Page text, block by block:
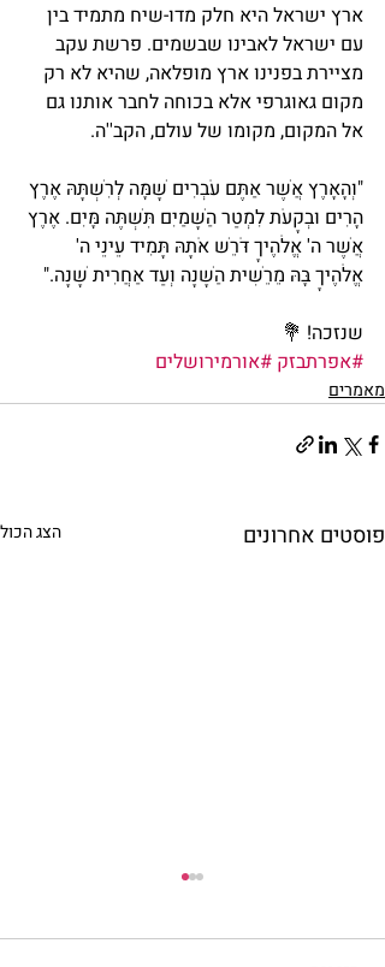
ארץ ישראל היא חלק מדו-שיח מתמיד בין
עם ישראל לאבינו שבשמים. פרשת עקב
מציירת בפנינו ארץ מופלאה, שהיא לא רק
מקום גאוגרפי אלא בכוחה לחבר אותנו גם
אל המקום, מקומו של עולם, הקב''ה.
"וְהָאָרֶץ אֲשֶׁר אַתֶּם עֹבְרִים שָׁמָּה לְרִשְׁתָּהּ אֶרֶץ
הָרִים וּבְקָעֹת לִמְטַר הַשָּׁמַיִם תִּשְׁתֶּה מָּיִם. אֶרֶץ
אֲשֶׁר ה' אֱלֹהֶיךָ דֹּרֵשׁ אֹתָהּ תָּמִיד עֵינֵי ה'
אֱלֹהֶיךָ בָּהּ מֵרֵשִׁית הַשָּׁנָה וְעַד אַחֲרִית שָׁנָה."
שנזכה! 💐
#אפרתבזק #אורמירושלים
מאמרים
פוסטים אחרונים הצג הכול